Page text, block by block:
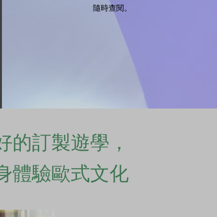
隨時查閱。
的訂製遊學，​
體驗歐式文化